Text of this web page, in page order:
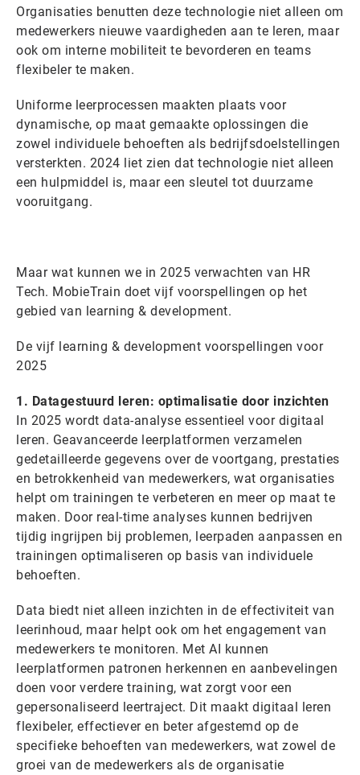
Organisaties benutten deze technologie niet alleen om
medewerkers nieuwe vaardigheden aan te leren, maar
ook om interne mobiliteit te bevorderen en teams
flexibeler te maken.
Uniforme leerprocessen maakten plaats voor
dynamische, op maat gemaakte oplossingen die
zowel individuele behoeften als bedrijfsdoelstellingen
versterkten. 2024 liet zien dat technologie niet alleen
een hulpmiddel is, maar een sleutel tot duurzame
vooruitgang.
Maar wat kunnen we in 2025 verwachten van HR
Tech. MobieTrain doet vijf voorspellingen op het
gebied van learning & development.
De vijf learning & development voorspellingen voor
2025
1. Datagestuurd leren: optimalisatie door inzichten
In 2025 wordt data-analyse essentieel voor digitaal
leren. Geavanceerde leerplatformen verzamelen
gedetailleerde gegevens over de voortgang, prestaties
en betrokkenheid van medewerkers, wat organisaties
helpt om trainingen te verbeteren en meer op maat te
maken. Door real-time analyses kunnen bedrijven
tijdig ingrijpen bij problemen, leerpaden aanpassen en
trainingen optimaliseren op basis van individuele
behoeften.
Data biedt niet alleen inzichten in de effectiviteit van
leerinhoud, maar helpt ook om het engagement van
medewerkers te monitoren. Met AI kunnen
leerplatformen patronen herkennen en aanbevelingen
doen voor verdere training, wat zorgt voor een
gepersonaliseerd leertraject. Dit maakt digitaal leren
flexibeler, effectiever en beter afgestemd op de
specifieke behoeften van medewerkers, wat zowel de
groei van de medewerkers als de organisatie